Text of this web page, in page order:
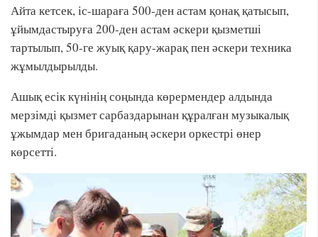
Айта кетсек, іс-шараға 500-ден астам қонақ қатысып,
ұйымдастыруға 200-ден астам әскери қызметші
тартылып, 50-ге жуық қару-жарақ пен әскери техника
жұмылдырылды.
Ашық есік күнінің соңында көрермендер алдында
мерзімді қызмет сарбаздарынан құралған музыкалық
ұжымдар мен бригаданың әскери оркестрі өнер
көрсетті.